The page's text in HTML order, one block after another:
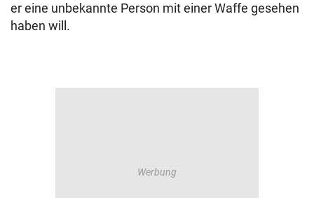
er eine unbekannte Person mit einer Waffe gesehen
haben will.